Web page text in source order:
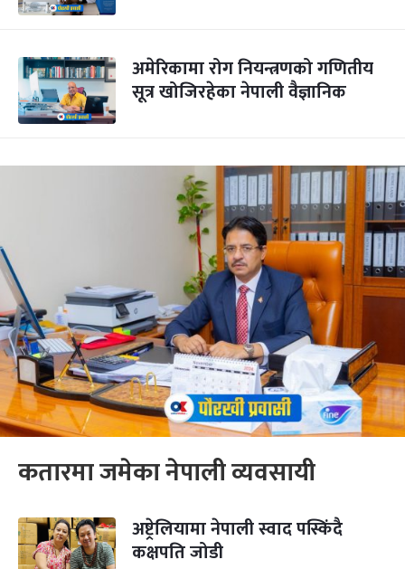
अमेरिकामा रोग नियन्त्रणको गणितीय
सूत्र खोजिरहेका नेपाली वैज्ञानिक
कतारमा जमेका नेपाली व्यवसायी
अष्ट्रेलियामा नेपाली स्वाद पस्किंदै
कक्षपति जोडी